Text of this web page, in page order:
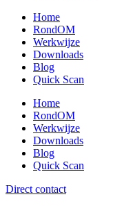
Home
RondOM
Werkwijze
Downloads
Blog
Quick Scan
Home
RondOM
Werkwijze
Downloads
Blog
Quick Scan
Direct contact